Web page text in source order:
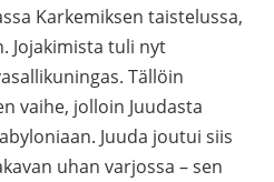
Karkemiksen taistelussa,
Jojakimista tuli nyt
Tällöin
vaihe, jolloin Juudasta
Juuda joutui siis
uhan varjossa – sen